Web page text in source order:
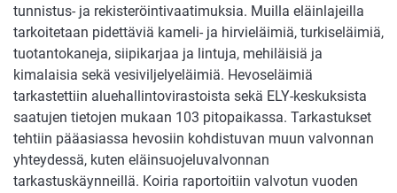
tunnistus- ja rekisteröintivaatimuksia. Muilla eläinlajeilla
tarkoitetaan pidettäviä kameli- ja hirvieläimiä, turkiseläimiä,
tuotantokaneja, siipikarjaa ja lintuja, mehiläisiä ja
kimalaisia sekä vesiviljelyeläimiä. Hevoseläimiä
tarkastettiin aluehallintovirastoista sekä ELY-keskuksista
saatujen tietojen mukaan 103 pitopaikassa. Tarkastukset
tehtiin pääasiassa hevosiin kohdistuvan muun valvonnan
yhteydessä, kuten eläinsuojeluvalvonnan
tarkastuskäynneillä. Koiria raportoitiin valvotun vuoden